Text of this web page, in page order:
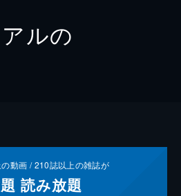
ルの
動画 /210誌以上の雑誌が
読み放題